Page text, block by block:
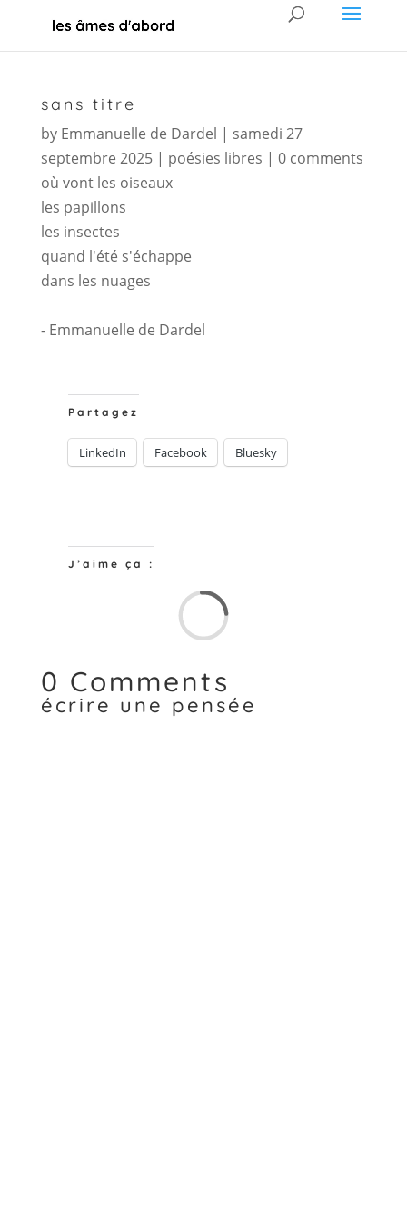
sans titre
by Emmanuelle de Dardel | samedi 27
septembre 2025| poésies libres | 0 comments
où vont les oiseaux
les papillons
les insectes
quand l'été s'échappe
dans les nuages
- Emmanuelle de Dardel
Partagez
LinkedIn Facebook Bluesky
J’aime ça :
0 Comments
écrire une pensée